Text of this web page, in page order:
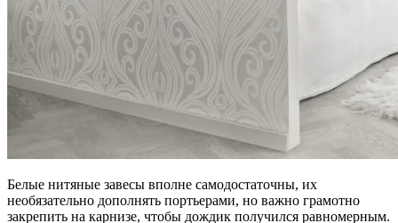
Белые нитяные завесы вполне самодостаточны, их
необязательно дополнять портьерами, но важно грамотно
закрепить на карнизе, чтобы дождик получился равномерным.